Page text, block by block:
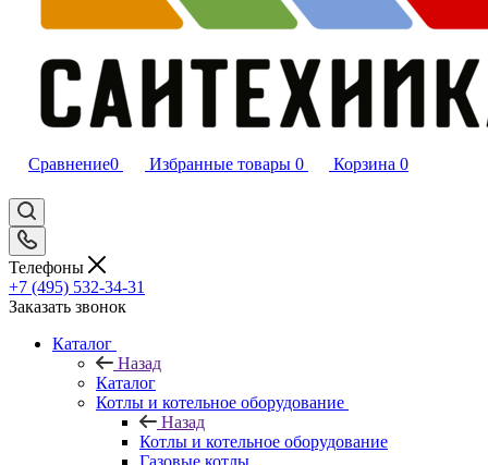
Сравнение0 Избранные товары 0 Корзина 0
Телефоны
+7 (495) 532‑34‑31
Заказать звонок
Каталог
Назад
Каталог
Котлы и котельное оборудование
Назад
Котлы и котельное оборудование
Газовые котлы